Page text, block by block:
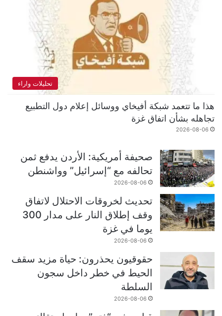
تحليلات واراء
هذا ما تتعمد شبكة أفيخاي ووسائل إعلام دول التطبيع
تجاهله بشأن اتفاق غزة
2026-08-06
صحيفة أمريكية: الأردن يدفع ثمن
تحالفه مع “إسرائيل” وواشنطن
2026-08-06
تحديث لخروقات الاحتلال لاتفاق
وقف إطلاق النار على مدار 300
يوما في غزة
2026-08-06
حقوقيون يحذرون: حياة مزيد سقف
الحيط في خطر داخل سجون
السلطة
2026-08-06